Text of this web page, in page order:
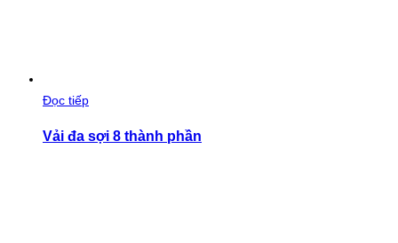
Đọc tiếp
Vải đa sợi 8 thành phần